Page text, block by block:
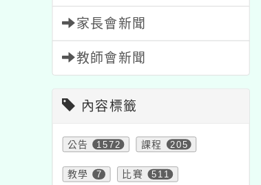
家長會新聞
教師會新聞
內容標籤
公告 1572 課程 205
教學 7 比賽 511